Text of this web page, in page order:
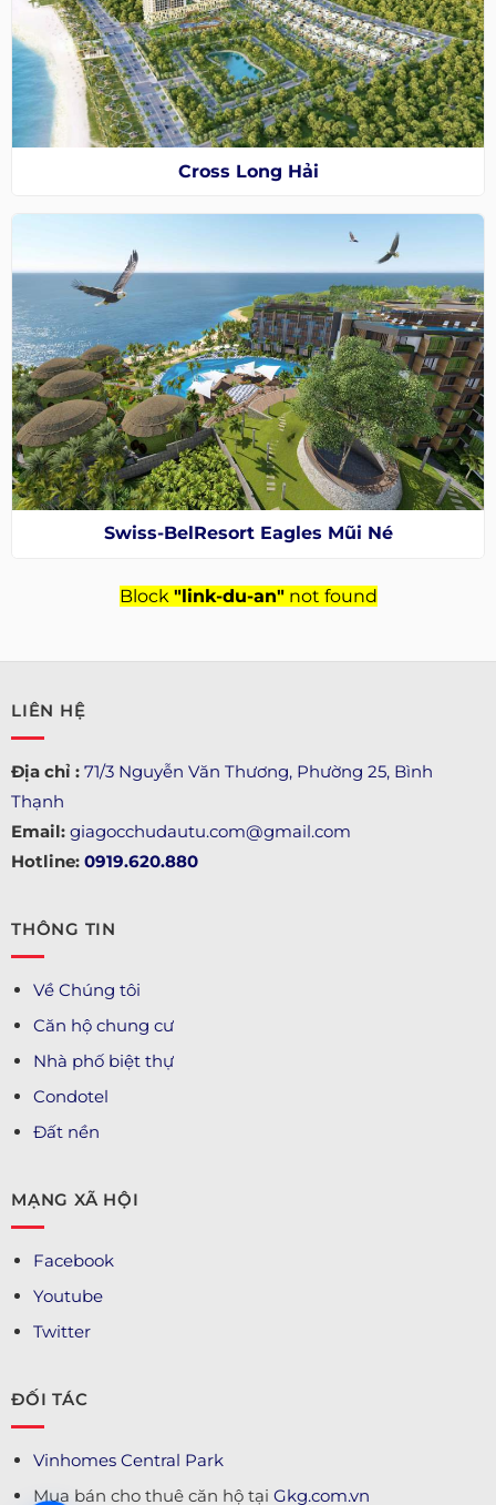
Cross Long Hải
Swiss-BelResort Eagles Mũi Né
Block "link-du-an"not found
LIÊN HỆ
Địa chỉ : 71/3 Nguyễn Văn Thương, Phường 25, Bình
Thạnh
Email: giagocchudautu.com@gmail.com
Hotline: 0919.620.880
THÔNG TIN
Về Chúng tôi
Căn hộ chung cư
Nhà phố biệt thự
Condotel
Đất nền
MẠNG XÃ HỘI
Facebook
Youtube
Twitter
ĐỐI TÁC
Vinhomes Central Park
Mua bán cho thuê căn hộ tại Gkg.com.vn